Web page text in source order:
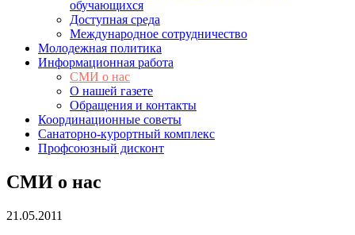
обучающихся
Доступная среда
Международное сотрудничество
Молодежная политика
Информационная работа
СМИ о нас
О нашей газете
Обращения и контакты
Координационные советы
Санаторно-курортный комплекс
Профсоюзный дисконт
СМИ о нас
21.05.2011